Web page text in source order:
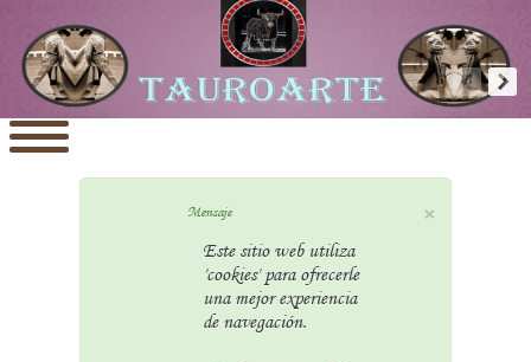
×
Mensaje
Este sitio web utiliza
'cookies' para ofrecerle
una mejor experiencia
de navegación.